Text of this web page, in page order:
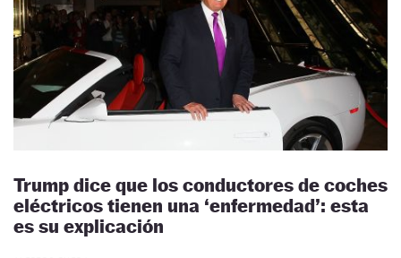
Trump dice que los conductores de coches
eléctricos tienen una ‘enfermedad’: esta
es su explicación